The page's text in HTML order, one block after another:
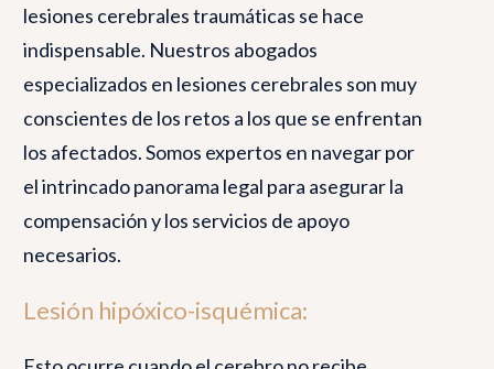
lesiones cerebrales traumáticas se hace
indispensable. Nuestros abogados
especializados en lesiones cerebrales son muy
conscientes de los retos a los que se enfrentan
los afectados. Somos expertos en navegar por
el intrincado panorama legal para asegurar la
compensación y los servicios de apoyo
necesarios.
Lesión hipóxico-isquémica: